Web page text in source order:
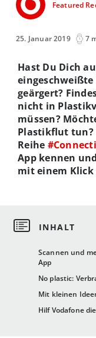
Featured
25. Januar 2019 7
Scannen und
App
No plastic:
Mit kleinen
Hilf Vodafone
Hast Du Dich
geärgert?
nicht in
müssen?
Plastikflut tun?
Reihe
App kennen
mit einem